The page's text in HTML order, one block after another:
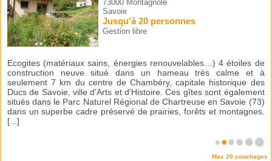
73000 Montagnole
Savoie
Jusqu'à 20 personnes
Gestion libre
Ecogites (matériaux sains, énergies renouvelables…) 4 étoiles de
construction neuve situé dans un hameau très calme et à
seulement 7 km du centre de Chambéry, capitale historique des
Ducs de Savoie, ville d'Arts et d'Histoire. Ces gîtes sont également
situés dans le Parc Naturel Régional de Chartreuse en Savoie (73)
dans un superbe cadre préservé de prairies, forêts et montagnes.
[...]
Max 20 couchages